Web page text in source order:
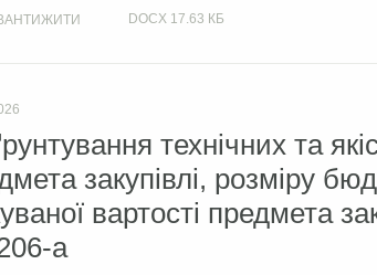
DOCX 17.63 КБ
технічних та
закупівлі, розміру
вартості предмета
а